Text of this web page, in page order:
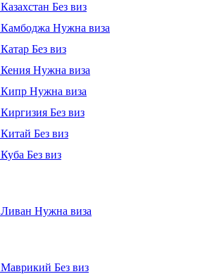
Казахстан Без виз
Камбоджа Нужна виза
Катар Без виз
Кения Нужна виза
Кипр Нужна виза
Киргизия Без виз
Китай Без виз
Куба Без виз
Ливан Нужна виза
Маврикий Без виз